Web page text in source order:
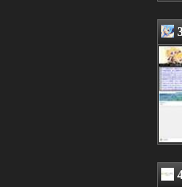
08/
08/
08/
08/
08/
08/
08/
08/
08/
08/